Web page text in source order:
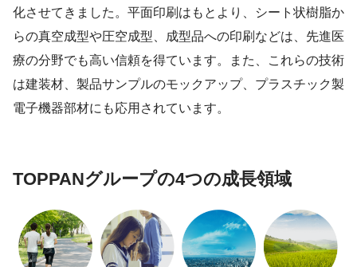
化させてきました。平面印刷はもとより、シート状樹脂か
らの真空成型や圧空成型、成型品への印刷などは、先進医
療の分野でも高い信頼を得ています。また、これらの技術
は建装材、製品サンプルのモックアップ、プラスチック製
電子機器部材にも応用されています。
TOPPANグループの4つの成長領域